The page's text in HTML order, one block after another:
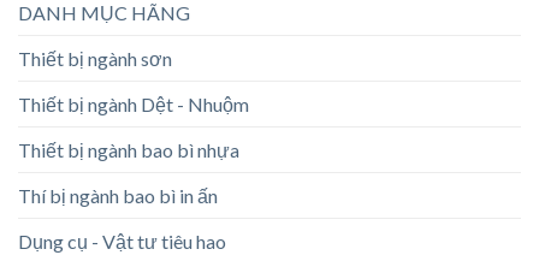
DANH MỤC HÃNG
Thiết bị ngành sơn
Thiết bị ngành Dệt - Nhuộm
Thiết bị ngành bao bì nhựa
Thí bị ngành bao bì in ấn
Dụng cụ - Vật tư tiêu hao